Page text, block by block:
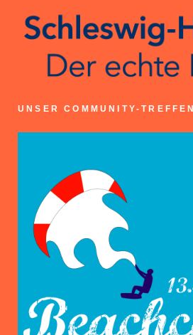
UNSER COMMUNITY-TREFFEN